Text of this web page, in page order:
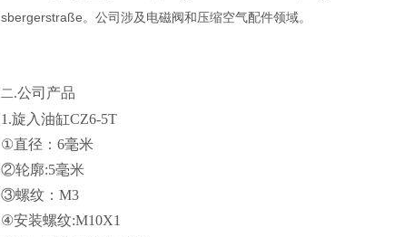
sbergerstraße。公司涉及电磁阀和压缩空气配件领域。
二.公司产品
1.旋入油缸CZ6-5T
①直径：6毫米
②轮廓:5毫米
③螺纹：M3
④安装螺纹:M10X1